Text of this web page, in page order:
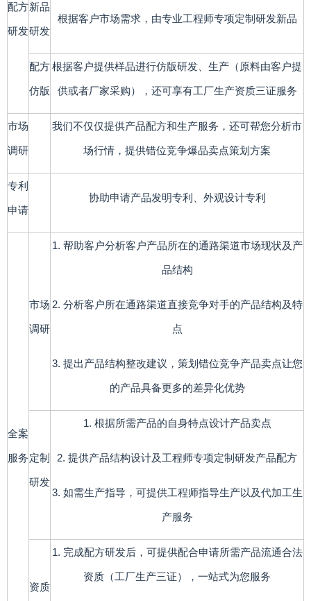
配方
研发
新品
研发
根据客户市场需求，由专业工程师专项定制研发新品
配方
仿版
根据客户提供样品进行仿版研发、生产（原料由客户提
供或者厂家采购），还可享有工厂生产资质三证服务
市场
调研
我们不仅仅提供产品配方和生产服务，还可帮您分析市
场行情，提供错位竞争爆品卖点策划方案
专利
申请
协助申请产品发明专利、外观设计专利
全案
服务
市场
调研
1. 帮助客户分析客户产品所在的通路渠道市场现状及产
品结构
2. 分析客户所在通路渠道直接竞争对手的产品结构及特
点
3. 提出产品结构整改建议，策划错位竞争产品卖点让您
的产品具备更多的差异化优势
定制
研发
1. 根据所需产品的自身特点设计产品卖点
2. 提供产品结构设计及工程师专项定制研发产品配方
3. 如需生产指导，可提供工程师指导生产以及代加工生
产服务
资质
1. 完成配方研发后，可提供配合申请所需产品流通合法
资质（工厂生产三证），一站式为您服务